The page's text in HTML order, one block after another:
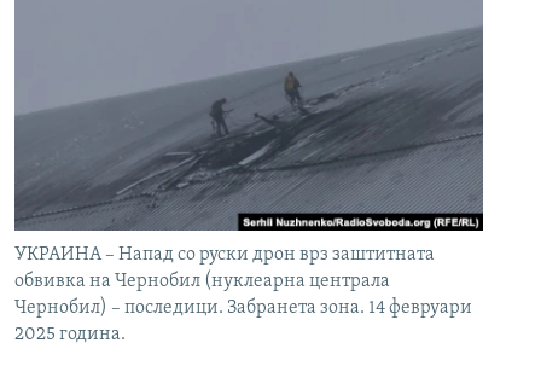
УКРАИНА – Напад со руски дрон врз заштитната
обвивка на Чернобил (нуклеарна централа
Чернобил) – последици. Забранета зона. 14 февруари
2025 година.